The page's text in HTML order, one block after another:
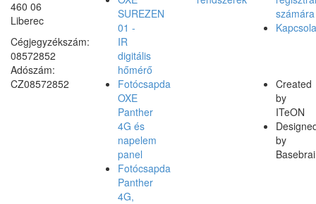
460 06
Liberec
Cégjegyzékszám:
08572852
Adószám:
CZ08572852
SUREZEN
01 -
IR
digitális
hőmérő
Fotócsapda
OXE
Panther
4G és
napelem
panel
Fotócsapda
Panther
4G,
számára
Created
by
ITeON
by